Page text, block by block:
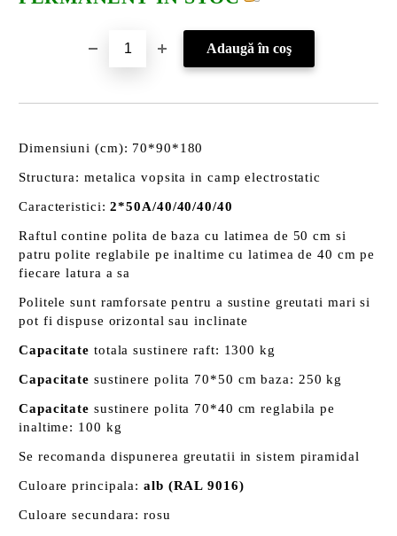
Dimensiuni (cm): 70*90*180
Structura: metalica vopsita in camp electrostatic
Caracteristici:2*50A/40/40/40/40
Raftul contine polita de baza cu latimea de 50 cm si
patru polite reglabile pe inaltime cu latimea de 40 cm pe
fiecare latura a sa
Politele sunt ramforsate pentru a sustine greutati mari si
pot fi dispuse orizontal sau inclinate
Capacitate totala sustinere raft: 1300 kg
Capacitate sustinere polita 70*50 cm baza: 250 kg
Capacitate sustinere polita 70*40 cm reglabila pe
inaltime: 100 kg
Se recomanda dispunerea greutatii in sistem piramidal
Culoare principala: alb (RAL 9016)
Culoare secundara: rosu